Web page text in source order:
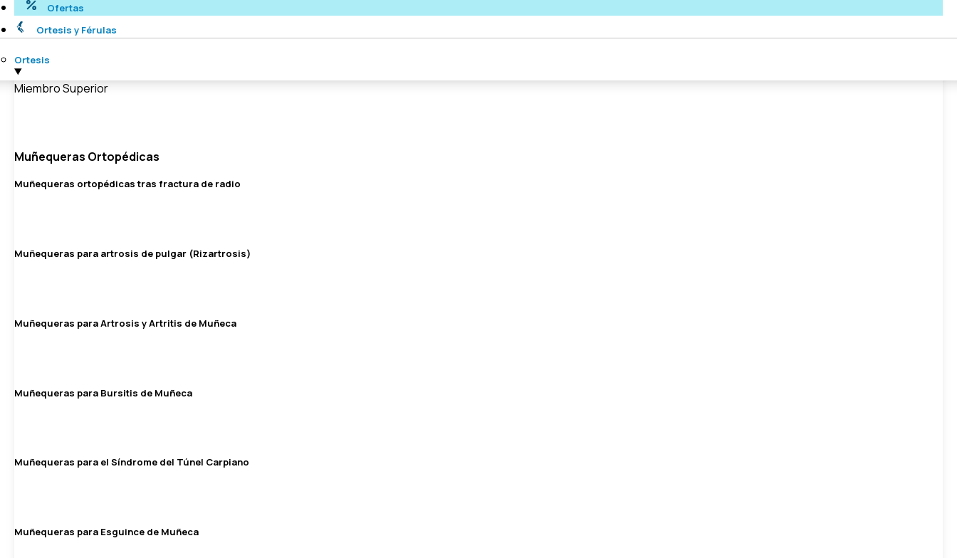
Ofertas
Ortesis y Férulas
Ortesis
Miembro Superior
Muñequeras Ortopédicas
Muñequeras ortopédicas tras fractura de radio
Muñequeras para artrosis de pulgar (Rizartrosis)
Muñequeras para Artrosis y Artritis de Muñeca
Muñequeras para Bursitis de Muñeca
Muñequeras para el Síndrome del Túnel Carpiano
Muñequeras para Esguince de Muñeca